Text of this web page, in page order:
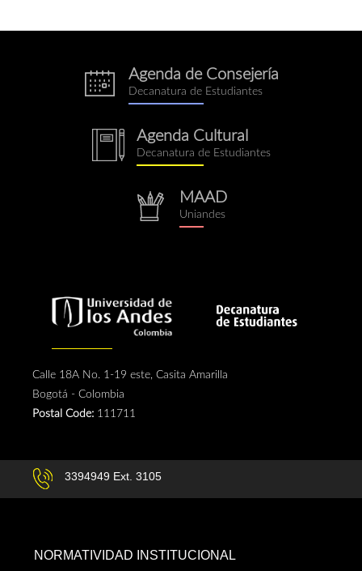
eventos.png
Agenda de Consejería
Decanatura de Estudiantes
notebook.png
Agenda Cultural
Decanatura de Estudiantes
repositorio.png
MAAD
Uniandes
Calle 18A No. 1-19 este, Casita Amarilla
Bogotá - Colombia
Postal Code: 111711
3394949 Ext. 3105
NORMATIVIDAD INSTITUCIONAL